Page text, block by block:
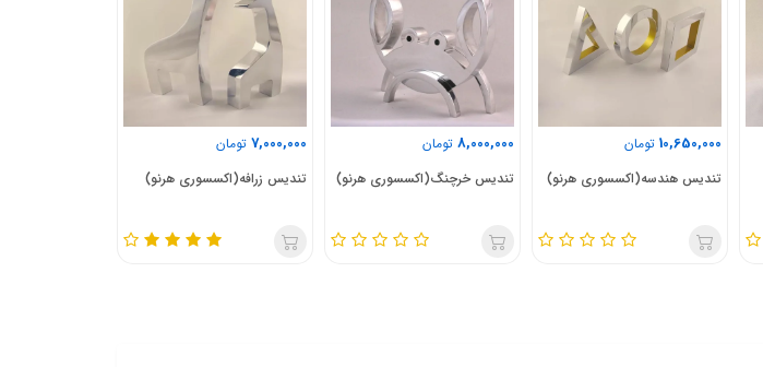
8,000,000 تومان
تندیس خرچنگ(اکسسوری هرنو)
7,000,000 تومان
تندیس زرافه(اکسسوری هرنو)
9,000,000 تومان
تندیس اسب نشسته و